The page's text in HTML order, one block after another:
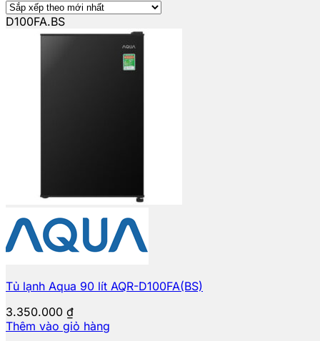
D100FA.BS
Tủ lạnh Aqua 90 lít AQR-D100FA(BS)
3.350.000 ₫
Thêm vào giỏ hàng